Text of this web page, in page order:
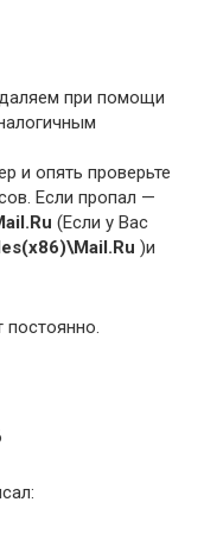
при помощи
и опять проверьте
Если пропал —
(Если у Вас
(x86)\Mail.Ru )и
постоянно.